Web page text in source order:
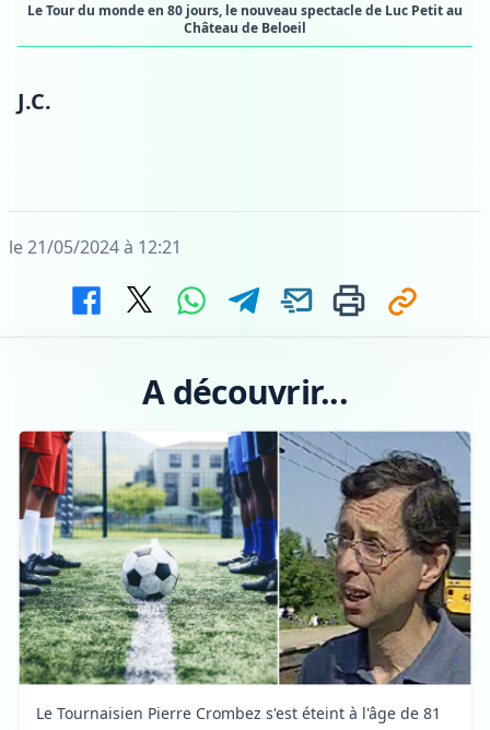
Le Tour du monde en 80 jours, le nouveau spectacle de Luc Petit au
Château de Beloeil
J.C.
le 21/05/2024 à 12:21
A découvrir...
Le Tournaisien Pierre Crombez s'est éteint à l'âge de 81